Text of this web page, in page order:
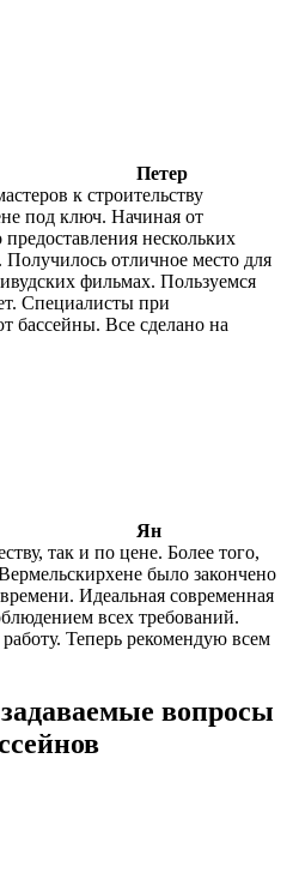
Петер
к строительству
под ключ. Начиная от
нескольких
отличное место для
фильмах. Пользуемся
Специалисты при
бассейны. Все сделано на
Ян
так и по цене. Более того,
было закончено
Идеальная современная
всех требований.
Теперь рекомендую всем
вопросы